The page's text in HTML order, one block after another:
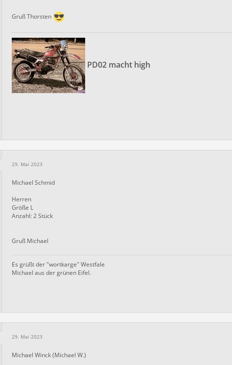
Gruß Thorsten
PD02 macht high
29. Mai 2023
Michael Schmid
Herren
Größe L
Anzahl: 2 Stück
Gruß Michael
Es grüßt der "wortkarge" Westfale
Michael aus der grünen Eifel.
29. Mai 2023
Michael Winck (Michael W.)